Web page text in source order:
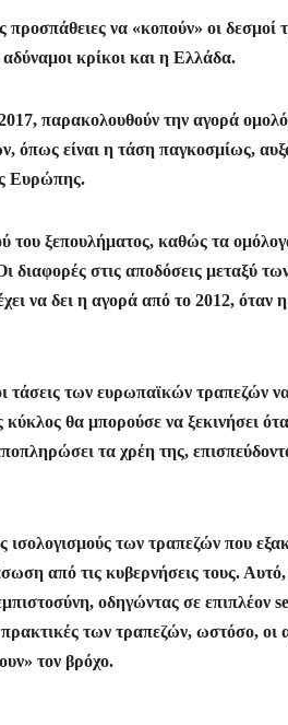
προσπάθειες να «κοπούν» οι δεσμοί
κρίκοι και η Ελλάδα.
παρακολουθούν την αγορά
όπως είναι η τάση παγκοσμίως,
Ευρώπης.
του ξεπουλήματος, καθώς τα
στις αποδόσεις μεταξύ
να δει η αγορά από το 2012, όταν
τάσεις των ευρωπαϊκών τραπεζών
θα μπορούσε να ξεκινήσει
τα χρέη της,
ισολογισμούς των τραπεζών που
από τις κυβερνήσεις τους.
οδηγώντας σε επιπλέον
των τραπεζών, ωστόσο, οι
τον βρόχο.